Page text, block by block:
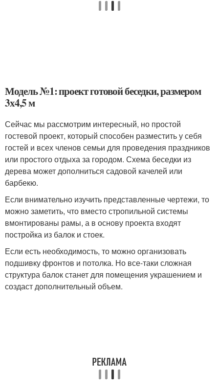
Модель №1: проект готовой беседки, размером
3х4,5 м
Сейчас мы рассмотрим интересный, но простой
гостевой проект, который способен разместить у себя
гостей и всех членов семьи для проведения праздников
или простого отдыха за городом. Схема беседки из
дерева может дополниться садовой качелей или
барбекю.
Если внимательно изучить представленные чертежи, то
можно заметить, что вместо стропильной системы
вмонтированы рамы, а в основу проекта входят
постройка из балок и стоек.
Если есть необходимость, то можно организовать
подшивку фронтов и потолка. Но все-таки сложная
структура балок станет для помещения украшением и
создаст дополнительный объем.